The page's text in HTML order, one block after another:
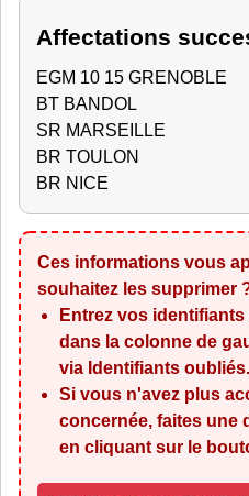
Affectations
EGM 10 15 GRENOBLE
BT BANDOL
SR MARSEILLE
BR TOULON
BR NICE
Ces informations vous
souhaitez les supprimer
Entrez vos
dans la colonne de
via Identifiants oubliés.
Si vous n'avez plus
concernée, faites une
en cliquant sur le